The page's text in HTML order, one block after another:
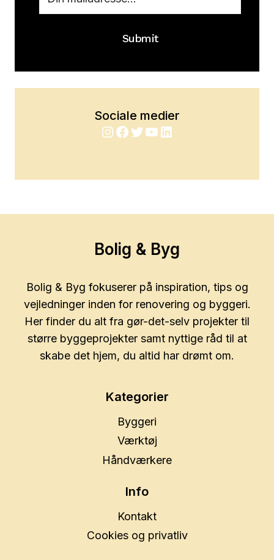
Submit
Sociale medier
Instagram
Facebook
Twitter
YouTube
LinkedIn
Bolig & Byg
Bolig & Byg fokuserer på inspiration, tips og
vejledninger inden for renovering og byggeri.
Her finder du alt fra gør-det-selv projekter til
større byggeprojekter samt nyttige råd til at
skabe det hjem, du altid har drømt om.
Kategorier
Byggeri
Værktøj
Håndværkere
Info
Kontakt
Cookies og privatliv